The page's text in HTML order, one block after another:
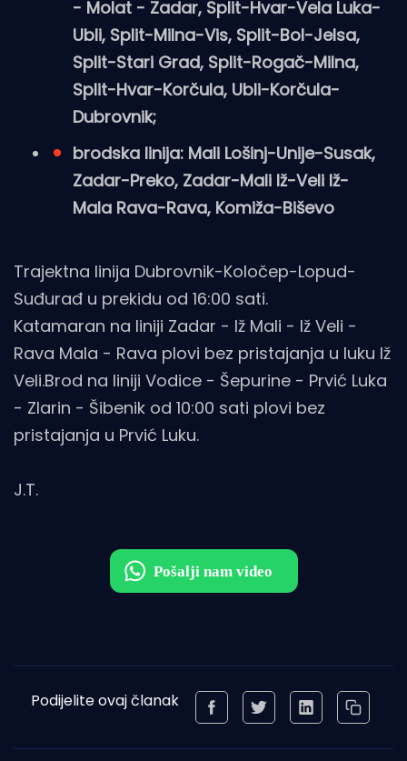
- Molat - Zadar, Split-Hvar-Vela Luka-
Ubli, Split-Milna-Vis, Split-Bol-Jelsa,
Split-Stari Grad, Split-Rogač-Milna,
Split-Hvar-Korčula, Ubli-Korčula-
Dubrovnik;
brodska linija: Mali Lošinj-Unije-Susak,
Zadar-Preko, Zadar-Mali Iž-Veli Iž-
Mala Rava-Rava , Komiža-Biševo
Trajekt na linija Dubrovnik-Koločep-Lopud-
Suđurađ u prekidu od 16:00 sati.
Katamaran na liniji Zadar - Iž Mali - Iž Veli -
Rava Mala - Rava plovi bez pristajanja u luku Iž
Veli. Brod na liniji Vodice - Šepurine - Prvić Luka
- Zlarin - Šibenik od 10:00 sati plovi bez
pristajanja u Prvić Luku.
J.T.
Podijelite ovaj članak